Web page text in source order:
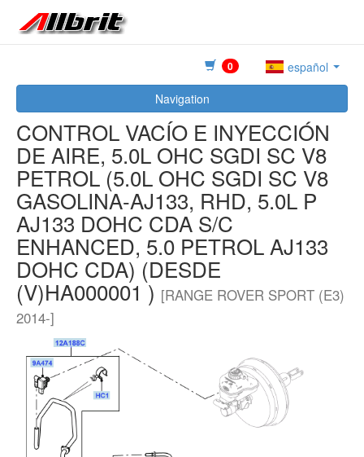
0
español
Navigation
CONTROL VACÍO E INYECCIÓN
DE AIRE, 5.0L OHC SGDI SC V8
PETROL (5.0L OHC SGDI SC V8
GASOLINA-AJ133, RHD, 5.0L P
AJ133 DOHC CDA S/C
ENHANCED, 5.0 PETROL AJ133
DOHC CDA) (DESDE
(V)HA000001 ) [RANGE ROVER SPORT (E3)
2014-]